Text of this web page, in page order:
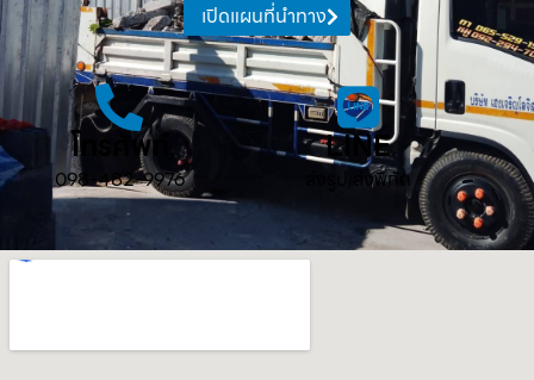
เปิดแผนที่นำทาง
โทรศัพท์
098-482-9976
LINE
ส่งรูป ส่งพิกัด